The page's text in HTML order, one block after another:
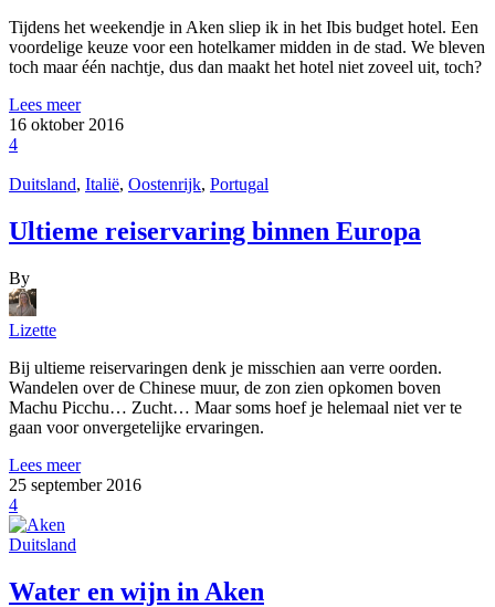
Tijdens het weekendje in Aken sliep ik in het Ibis budget hotel. Een
voordelige keuze voor een hotelkamer midden in de stad. We bleven
toch maar één nachtje, dus dan maakt het hotel niet zoveel uit, toch?
Lees meer
16 oktober 2016
4
Duitsland, Italië, Oostenrijk, Portugal
Ultieme reiservaring binnen Europa
By
Lizette
Bij ultieme reiservaringen denk je misschien aan verre oorden.
Wandelen over de Chinese muur, de zon zien opkomen boven
Machu Picchu… Zucht… Maar soms hoef je helemaal niet ver te
gaan voor onvergetelijke ervaringen.
Lees meer
25 september 2016
4
Duitsland
Water en wijn in Aken